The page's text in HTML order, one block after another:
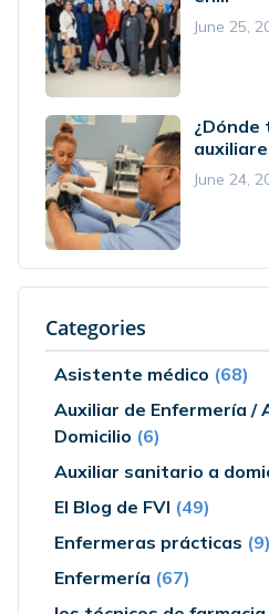
June 25,
¿Dónde
June 24,
Categories
Asistente médico (68)
Auxiliar de Enfermería /
Domicilio (6)
Auxiliar sanitario a
El Blog de FVI (49)
Enfermeras prácticas (9)
Enfermería (67)